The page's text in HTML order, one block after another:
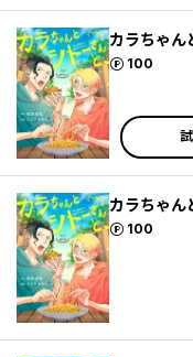
カラちゃ
100
ポイント
カラちゃ
100
ポイント